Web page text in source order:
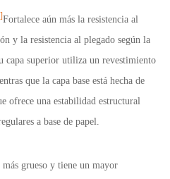
Fortalece aún más la resistencia al
y la resistencia al plegado según la
capa superior utiliza un revestimiento
que la capa base está hecha de
ofrece una estabilidad estructural
a base de papel.
grueso y tiene un mayor